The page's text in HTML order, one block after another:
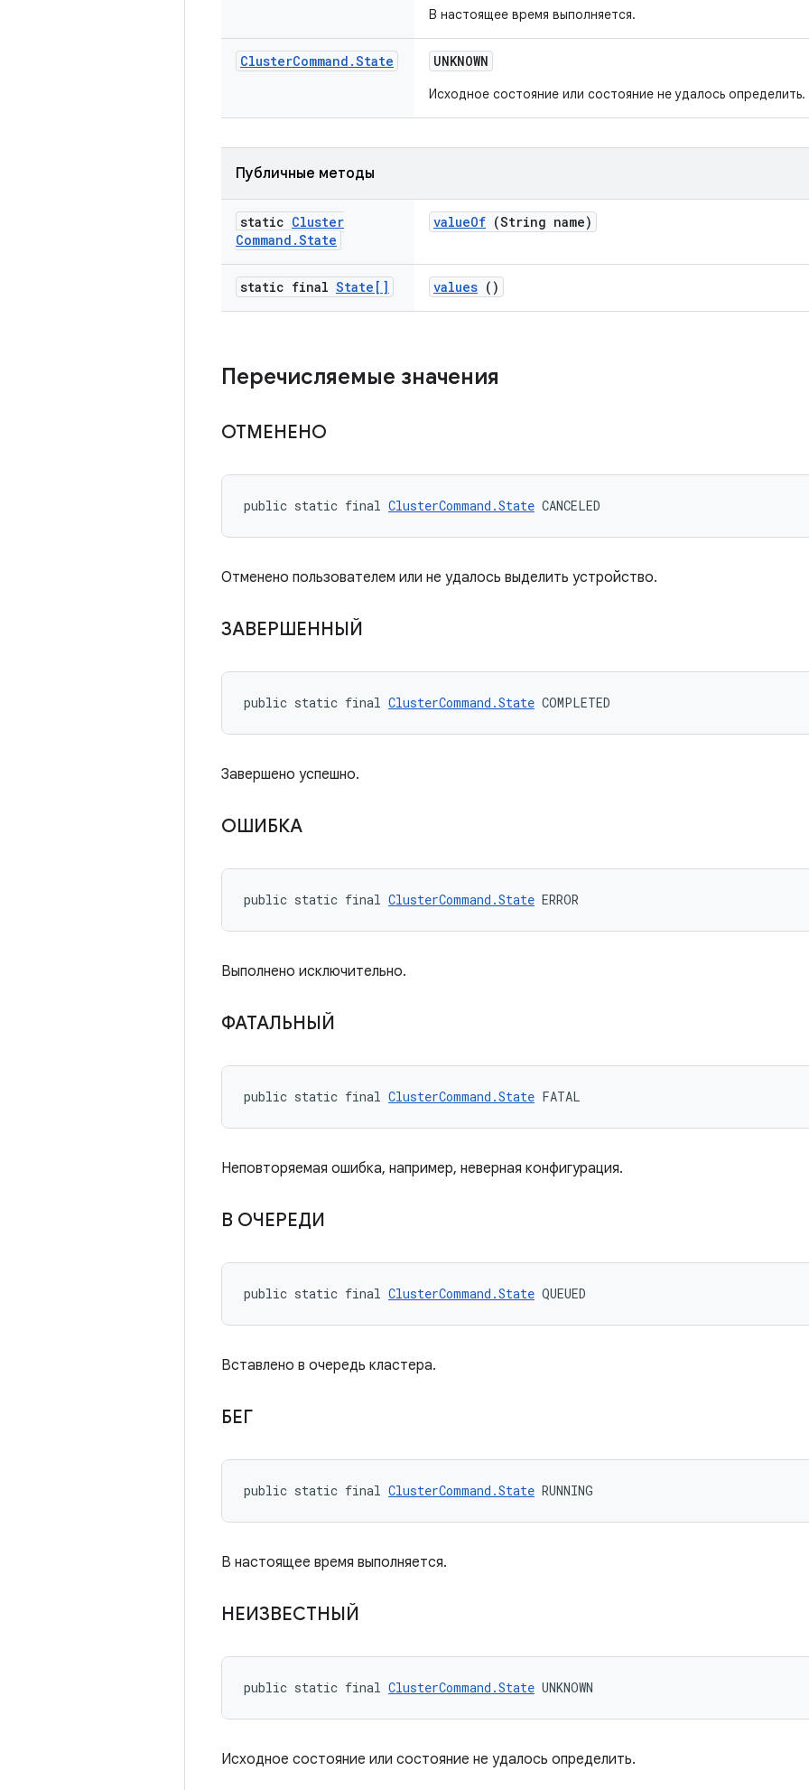
В настоящее время выполняется.
ClusterCommand .State UNKNOWN
Исходное состояние или состояние не удалось определить.
Публичные методы
static Cluster
Command .State
valueOf (String name)
static final State[] values ()
Перечисляемые значения
ОТМЕНЕНО
public static final ClusterCommand.State CANCELED
Отменено пользователем или не удалось выделить устройство.
ЗАВЕРШЕННЫЙ
public static final ClusterCommand.State COMPLETED
Завершено успешно.
ОШИБКА
public static final ClusterCommand.State ERROR
Выполнено исключительно.
ФАТАЛЬНЫЙ
public static final ClusterCommand.State FATAL
Неповторяемая ошибка, например, неверная конфигурация.
В ОЧЕРЕДИ
public static final ClusterCommand.State QUEUED
Вставлено в очередь кластера.
БЕГ
public static final ClusterCommand.State RUNNING
В настоящее время выполняется.
НЕИЗВЕСТНЫЙ
public static final ClusterCommand.State UNKNOWN
Исходное состояние или состояние не удалось определить.